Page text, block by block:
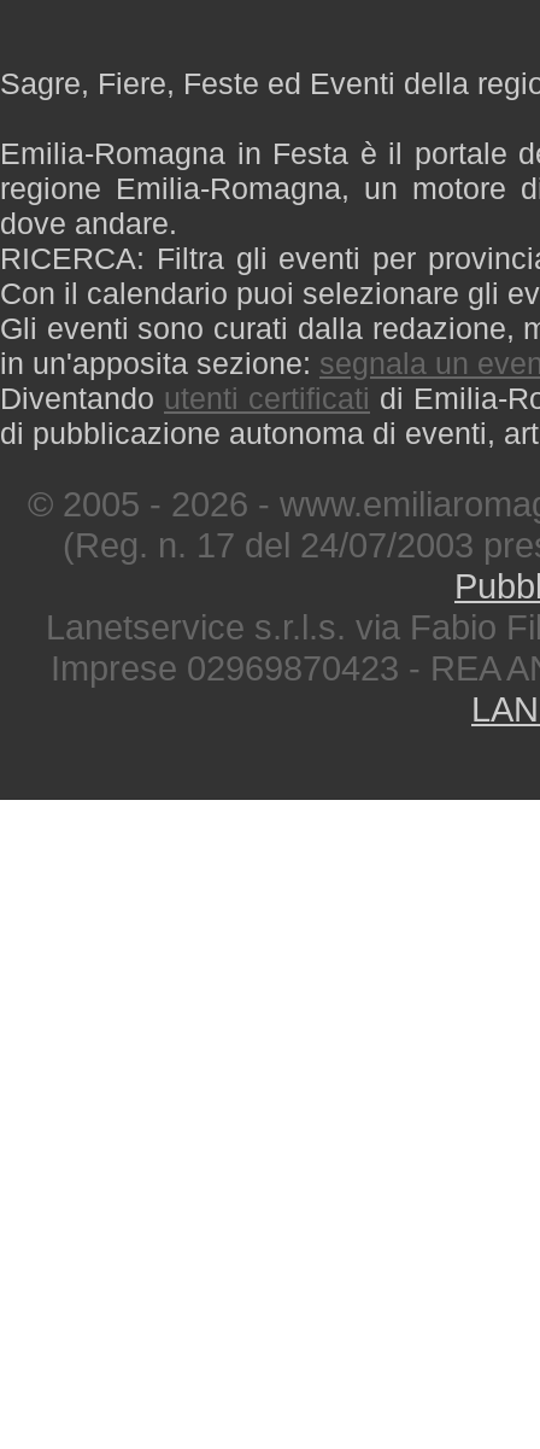
Sagre, Fiere, Feste ed Eventi della
Emilia-Romagna in Festa è il portale
regione Emilia-Romagna, un motore
dove andare.
RICERCA: Filtra gli eventi per
Con il calendario puoi selezionare gli
Gli eventi sono curati dalla redazione,
in un'apposita sezione: segnala un
Diventando utenti certificati di Emilia-
di pubblicazione autonoma di eventi,
© 2005 - 2026 -
(Reg. n. 17 del 24/07/2003
Lanetservice s.r.l.s. via Fabio
Imprese 02969870423 - REA